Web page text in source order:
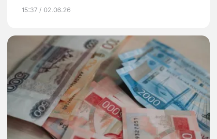
15:37 / 02.06.26